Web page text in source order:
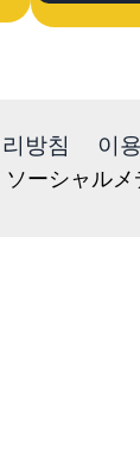
방침 이
ソーシャル